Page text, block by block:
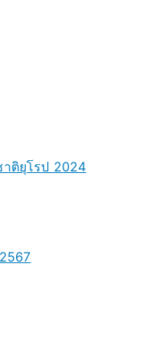
ติยุโรป 2024